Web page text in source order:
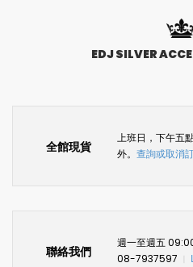
EDJ SILVER
全館現貨
上班日，下午五
外。 查詢或取消
聯絡我們
週一至週五
08-7937597